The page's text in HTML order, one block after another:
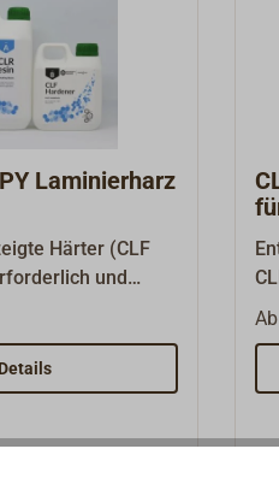
Laminierharz
Härter (CLF
und
bestellt werden.
& Ersatzteile".Das
laminating
für wasserklare,
Details